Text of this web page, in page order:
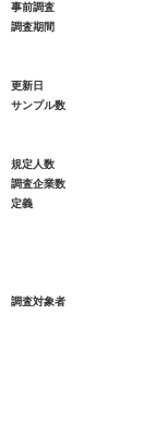
事前調査
調査期間
更新日
サンプル数
規定人数
調査企業数
定義
調査対象者